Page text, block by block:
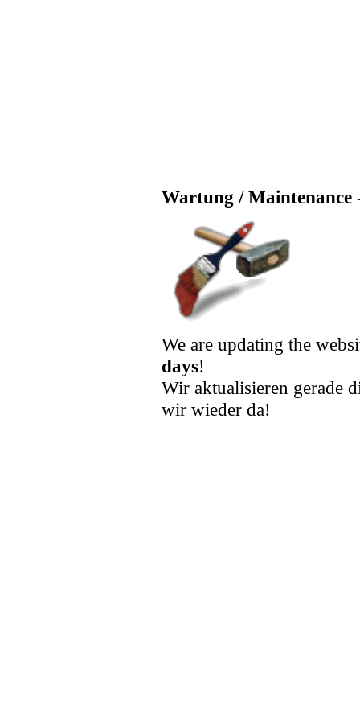
Wartung / Maintenance
We are updating the
days!
Wir aktualisieren gerade
wir wieder da!